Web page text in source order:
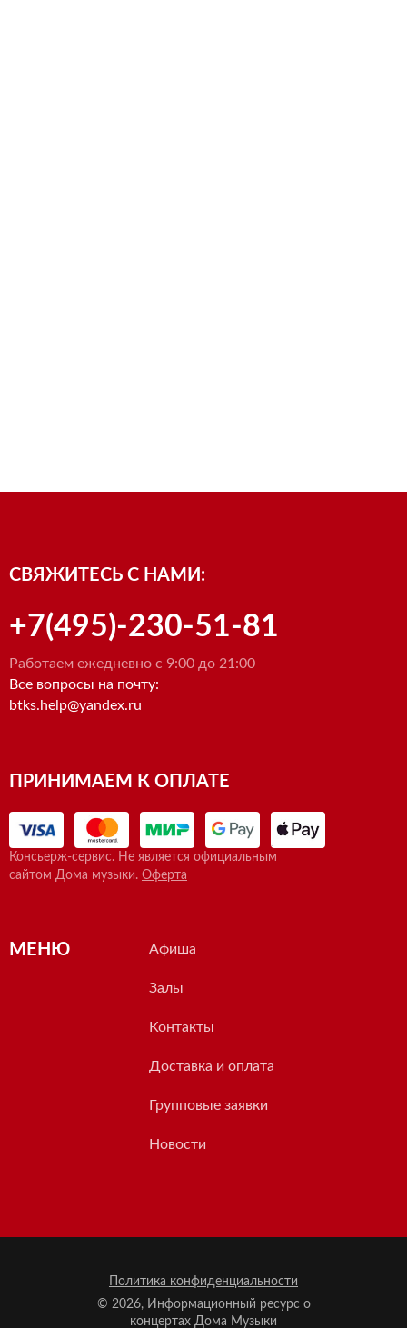
СВЯЖИТЕСЬ С НАМИ:
+7(495)-230-51-81
Работаем ежедневно с 9:00 до 21:00
Все вопросы на почту:
btks.help@yandex.ru
ПРИНИМАЕМ К ОПЛАТЕ
Консьерж-сервис. Не является официальным
сайтом Дома музыки. Оферта
МЕНЮ Афиша
Залы
Контакты
Доставка и оплата
Групповые заявки
Новости
Политика конфиденциальности
© 2026, Информационный ресурс о
концертах Дома Музыки